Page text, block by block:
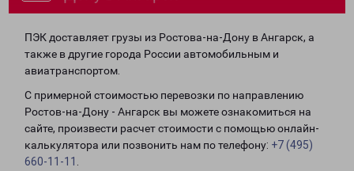
ПЭК доставляет грузы из Ростова-на-Дону в Ангарск, а
также в другие города России автомобильным и
авиатранспортом.
С примерной стоимостью перевозки по направлению
Ростов-на-Дону - Ангарск вы можете ознакомиться на
сайте, произвести расчет стоимости с помощью онлайн-
калькулятора или позвонить нам по телефону: +7 (495)
660-11-11